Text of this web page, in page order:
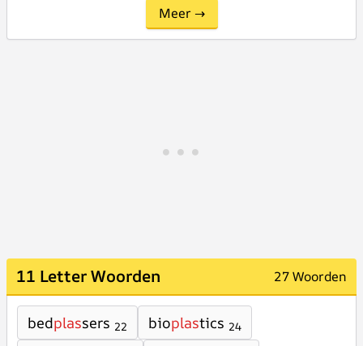
Meer →
11 Letter Woorden 27 Woorden
bedplassers 22 bioplastics 24